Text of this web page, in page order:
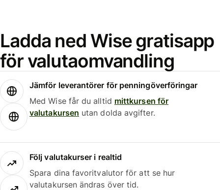
Ladda ned Wise gratisapp
för valutaomvandling
Jämför leverantörer för penningöverföringar
Med Wise får du alltid mittkursen för
valutakursen utan dolda avgifter.
Följ valutakurser i realtid
Spara dina favoritvalutor för att se hur
valutakursen ändras över tid.